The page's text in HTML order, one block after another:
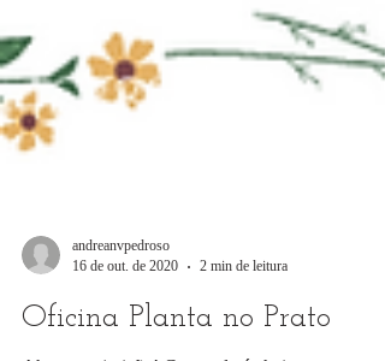
16 de out. de 2020
2 min de leitura